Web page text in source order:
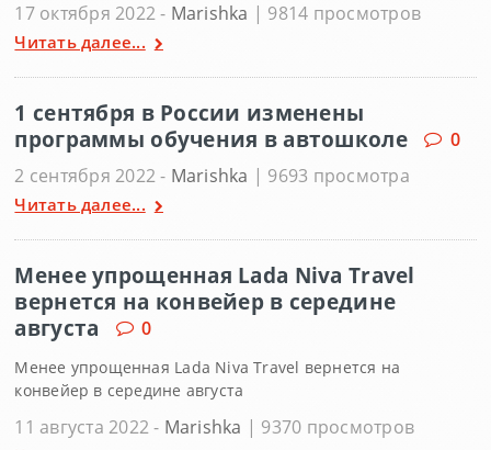
17 октября 2022 - Marishka | 9814 просмотров
Читать далее...
1 сентября в России изменены
программы обучения в автошколе
0
2 сентября 2022 - Marishka | 9693 просмотра
Читать далее...
Менее упрощенная Lada Niva Travel
вернется на конвейер в середине
августа
0
Менее упрощенная Lada Niva Travel вернется на
конвейер в середине августа
11 августа 2022 - Marishka | 9370 просмотров